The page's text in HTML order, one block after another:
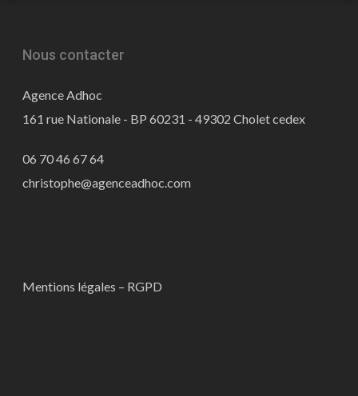
Nous contacter
Agence Adhoc
161 rue Nationale - BP 60231 - 49302 Cholet cedex
06 70 46 67 64
christophe@agenceadhoc.com
Mentions légales – RGPD